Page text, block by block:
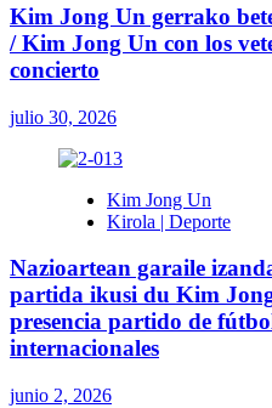
Kim Jong Un gerrako
/ Kim Jong Un con los
concierto
julio 30, 2026
Kim Jong Un
Kirola | Deporte
Nazioartean garaile
partida ikusi du Kim
presencia partido de
internacionales
junio 2, 2026